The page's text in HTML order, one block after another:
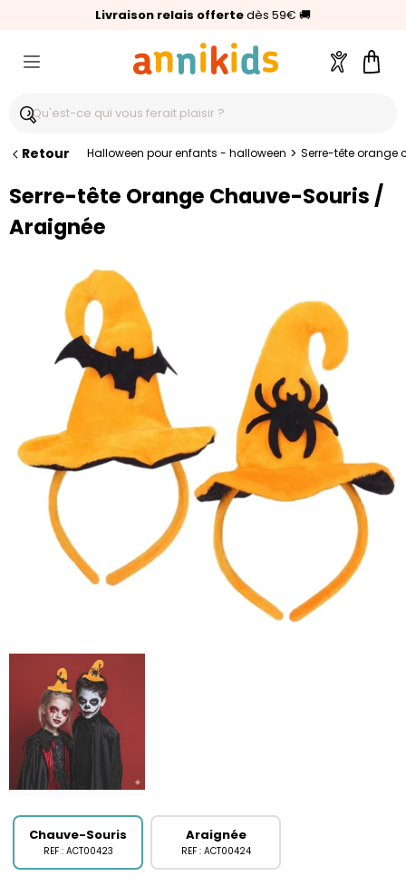
Livraison relais offertedès 59€ 🚚
🥇Palmarès Capital 2025 :Annikids N°1
⭐⭐⭐⭐⭐4,6/5(24 000 avis clients)
Compte
Retour Halloween pour enfants - halloween > Serre-tête orange
Serre-tête Orange Chauve-Souris /
Araignée
Chauve-Souris
REF : ACT00423
Araignée
REF : ACT00424